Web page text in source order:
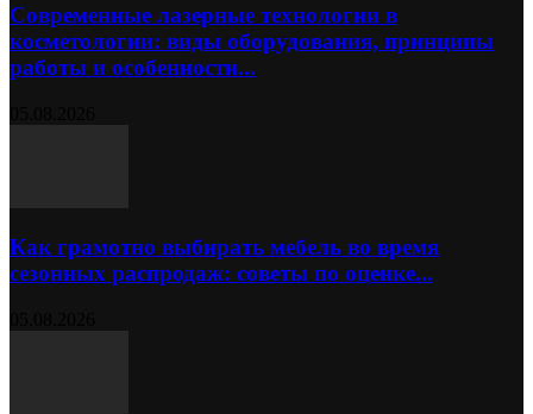
Современные лазерные технологии в
косметологии: виды оборудования, принципы
работы и особенности...
Как грамотно выбирать мебель во время
сезонных распродаж: советы по оценке...